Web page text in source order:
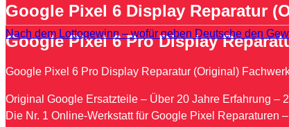
Nach dem Lottogewinn – wofür geben Deutsche den
Google Pixel 6 Display Reparatur
Google Pixel 6 Pro Display
Google Pixel 6 Pro Display Reparatur (Original)
Original Google Ersatzteile – Über 20 Jahre Erfahrung –
Die Nr. 1 Online-Werkstatt für Google Pixel Reparaturen